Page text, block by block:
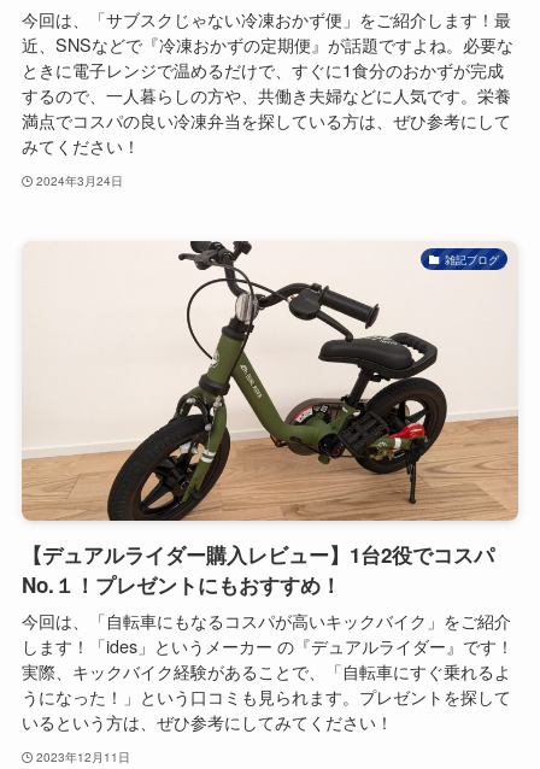
今回は、「サブスクじゃない冷凍おかず便」をご紹介します！最
近、SNSなどで『冷凍おかずの定期便』が話題ですよね。必要な
ときに電子レンジで温めるだけで、すぐに1食分のおかずが完成
するので、一人暮らしの方や、共働き夫婦などに人気です。栄養
満点でコスパの良い冷凍弁当を探している方は、ぜひ参考にして
みてください！
2024年3月24日
雑記ブログ
【デュアルライダー購入レビュー】1台2役でコスパ
No.１！プレゼントにもおすすめ！
今回は、「自転車にもなるコスパが高いキックバイク」をご紹介
します！「ides」というメーカー の『デュアルライダー』です！
実際、キックバイク経験があることで、「自転車にすぐ乗れるよ
うになった！」という口コミも見られます。プレゼントを探して
いるという方は、ぜひ参考にしてみてください！
2023年12月11日